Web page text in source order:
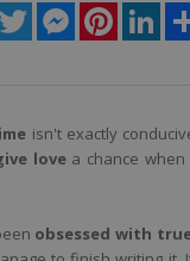
Facebook
Twitter MessengerPinterest
isn't exactly
lovea chance when
obsessed with